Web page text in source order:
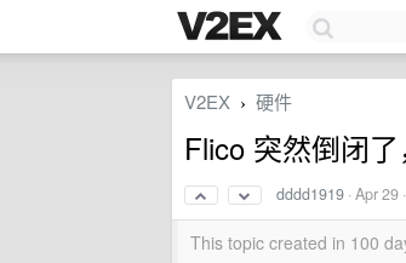
V2EX › 硬件
Flico 突然倒闭
dddd1919 ·Apr 29
This topic created in 100